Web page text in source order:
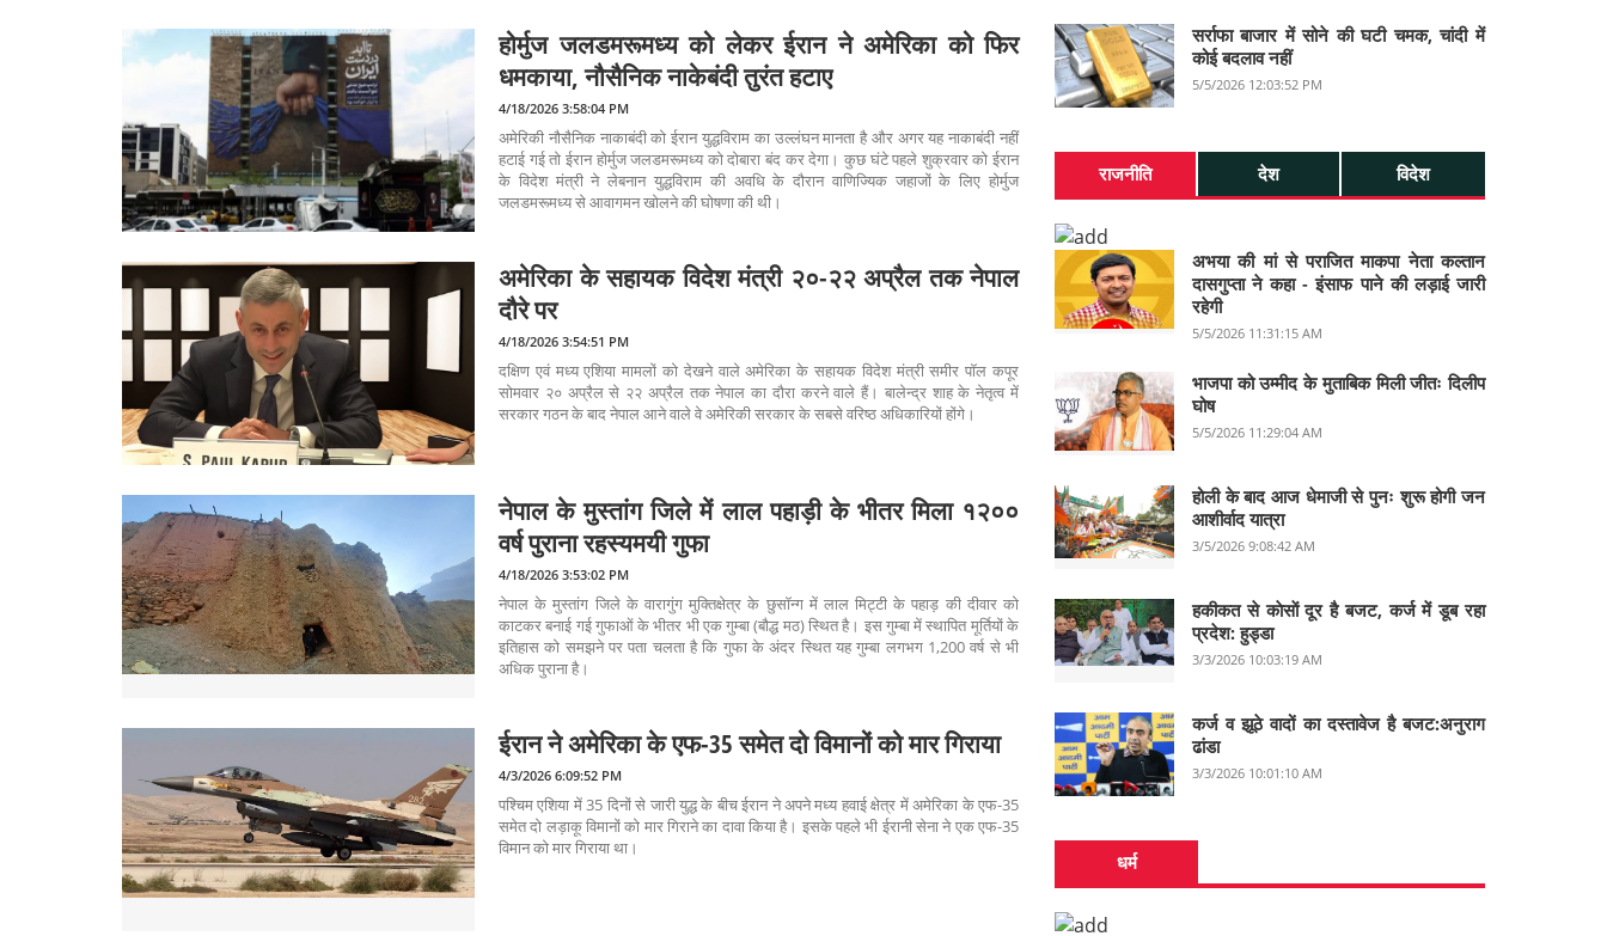
होर्मुज जलडमरूमध्य को लेकर ईरान ने अमेरिका को फिर
धमकाया, नौसैनिक नाकेबंदी तुरंत हटाए
4/18/2026 3:58:04 PM
अमेरिकी नौसैनिक नाकाबंदी को ईरान युद्धविराम का उल्लंघन मानता है और अगर यह नाकाबंदी नहीं
हटाई गई तो ईरान होर्मुज जलडमरूमध्य को दोबारा बंद कर देगा। कुछ घंटे पहले शुक्रवार को ईरान
के विदेश मंत्री ने लेबनान युद्धविराम की अवधि के दौरान वाणिज्यिक जहाजों के लिए होर्मुज
जलडमरूमध्य से आवागमन खोलने की घोषणा की थी।
अमेरिका के सहायक विदेश मंत्री २०-२२ अप्रैल तक नेपाल
दौरे पर
4/18/2026 3:54:51 PM
दक्षिण एवं मध्य एशिया मामलों को देखने वाले अमेरिका के सहायक विदेश मंत्री समीर पॉल कपूर
सोमवार २० अप्रैल से २२ अप्रैल तक नेपाल का दौरा करने वाले हैं। बालेन्द्र शाह के नेतृत्व में
सरकार गठन के बाद नेपाल आने वाले वे अमेरिकी सरकार के सबसे वरिष्ठ अधिकारियों होंगे।
नेपाल के मुस्तांग जिले में लाल पहाड़ी के भीतर मिला १२००
वर्ष पुराना रहस्यमयी गुफा
4/18/2026 3:53:02 PM
नेपाल के मुस्तांग जिले के वारागुंग मुक्तिक्षेत्र के छुसॉन्ग में लाल मिट्टी के पहाड़ की दीवार को
काटकर बनाई गई गुफाओं के भीतर भी एक गुम्बा (बौद्ध मठ) स्थित है। इस गुम्बा में स्थापित मूर्तियों के
इतिहास को समझने पर पता चलता है कि गुफा के अंदर स्थित यह गुम्बा लगभग 1,200 वर्ष से भी
अधिक पुराना है।
ईरान ने अमेरिका के एफ-35 समेत दो विमानों को मार गिराया
4/3/2026 6:09:52 PM
पश्चिम एशिया में 35 दिनों से जारी युद्ध के बीच ईरान ने अपने मध्य हवाई क्षेत्र में अमेरिका के एफ-35
समेत दो लड़ाकू विमानों को मार गिराने का दावा किया है। इसके पहले भी ईरानी सेना ने एक एफ-35
विमान को मार गिराया था।
सर्राफा बाजार में सोने की घटी चमक, चांदी में
कोई बदलाव नहीं
5/5/2026 12:03:52 PM
राजनीति देश विदेश
अभया की मां से पराजित माकपा नेता कल्तान
दासगुप्ता ने कहा - इंसाफ पाने की लड़ाई जारी
रहेगी
5/5/2026 11:31:15 AM
भाजपा को उम्मीद के मुताबिक मिली जीतः दिलीप
घोष
5/5/2026 11:29:04 AM
होली के बाद आज धेमाजी से पुनः शुरू होगी जन
आशीर्वाद यात्रा
3/5/2026 9:08:42 AM
हकीकत से काेसाें दूर है बजट, कर्ज में डूब रहा
प्रदेश: हुड्डा
3/3/2026 10:03:19 AM
कर्ज व झूठे वादों का दस्तावेज है बजट:अनुराग
ढांडा
3/3/2026 10:01:10 AM
धर्म